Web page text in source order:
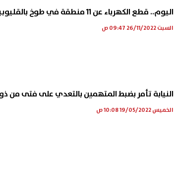
اليوم.. قطع الكهرباء عن 11 منطقة في طوخ بالقليوبية
السبت 26/11/2022 09:47 ص
النيابة تأمر بضبط المتهمين بالتعدي على فتى
الخميس 19/05/2022 10:08 ص